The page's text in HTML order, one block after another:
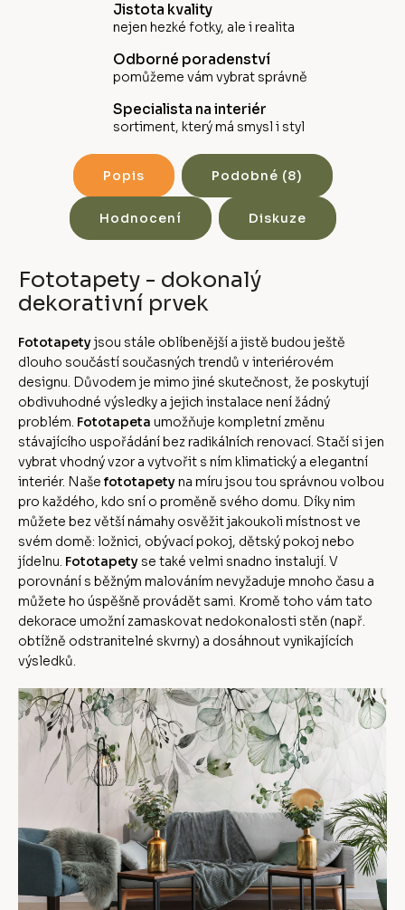
Jistota kvality
nejen hezké fotky, ale i realita
Odborné poradenství
pomůžeme vám vybrat správně
Specialista na interiér
sortiment, který má smysl i styl
Popis Podobné (8)
Hodnocení Diskuze
Fototapety - dokonalý
dekorativní prvek
Fototapetyjsou stále oblíbenější a jistě budou ještě
dlouho součástí současných trendů v interiérovém
designu. Důvodem je mimo jiné skutečnost, že poskytují
obdivuhodné výsledky a jejich instalace není žádný
problém. Fototapeta umožňuje kompletní změnu
stávajícího uspořádání bez radikálních renovací. Stačí si jen
vybrat vhodný vzor a vytvořit s ním klimatický a elegantní
interiér. Naše fototapetyna míru jsou tou správnou volbou
pro každého, kdo sní o proměně svého domu. Díky nim
můžete bez větší námahy osvěžit jakoukoli místnost ve
svém domě: ložnici, obývací pokoj, dětský pokoj nebo
jídelnu. Fototapety se také velmi snadno instalují. V
porovnání s běžným malováním nevyžaduje mnoho času a
můžete ho úspěšně provádět sami. Kromě toho vám tato
dekorace umožní zamaskovat nedokonalosti stěn (např.
obtížně odstranitelné skvrny) a dosáhnout vynikajících
výsledků.